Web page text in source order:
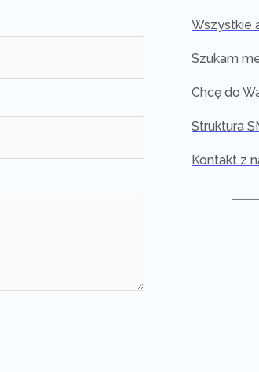
Wszystkie
Szukam
Chcę do
Struktura
Kontakt z